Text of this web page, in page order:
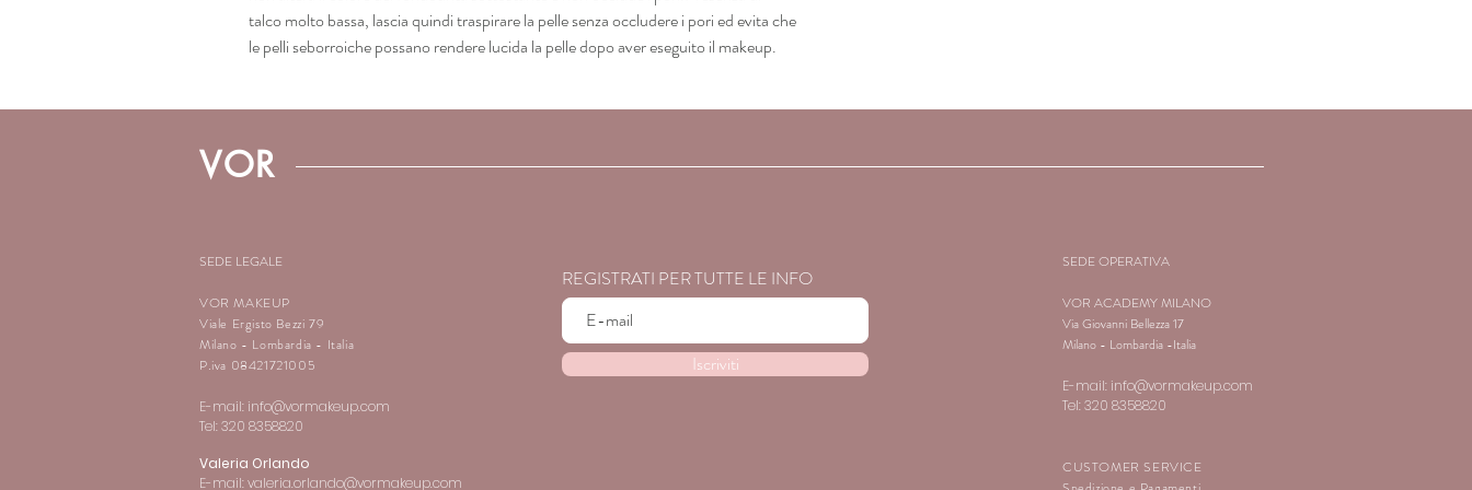
talco molto bassa, lascia quindi traspirare la pelle senza occludere i pori ed evita che
le pelli seborroiche possano rendere lucida la pelle dopo aver eseguito il makeup.
VOR
SEDE LEGALE
VOR MAKEUP
Viale Ergisto Bezzi 79
Milano - Lombardia - Italia
P.iva 08421721005
E-mail: info@vormakeup.com
Tel: 320 8358820
Valeria Orlando
E-mail:valeria.orlando@vormakeup.com
REGISTRATI PER TUTTE LE INFO
Iscriviti
SEDE OPERATIVA
VOR ACADEMY MILANO
Via Giovanni Bellezza 17
Milano - Lombardia -Italia
E-mail: info@vormakeup.com
Tel: 320 8358820
CUSTOMER SERVICE